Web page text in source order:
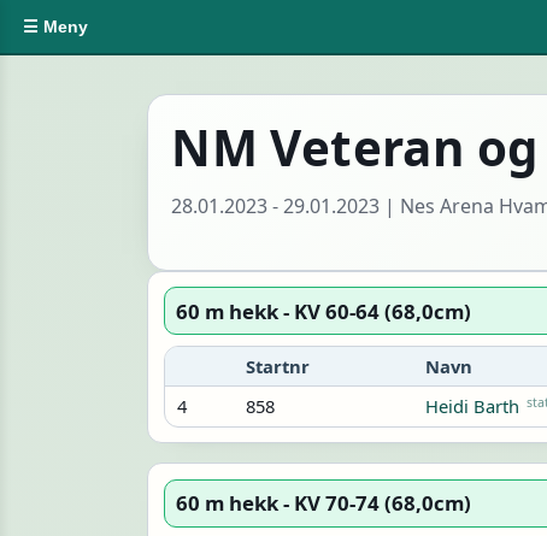
☰ Meny
NM Veteran
28.01.2023 - 29.01.2023 | Nes Arena
60 m hekk - KV 60-64 (68,0cm)
Startnr Navn
4
858 Heidi Barth
60 m hekk - KV 70-74 (68,0cm)